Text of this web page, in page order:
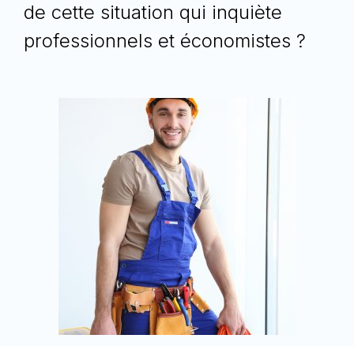
de cette situation qui inquiète
professionnels et économistes ?